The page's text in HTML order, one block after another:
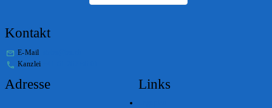
Kontakt
E-Mail
Kanzlei
Adresse Links